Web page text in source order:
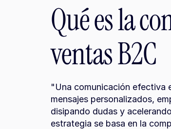
Qué es la
ventas B2C
"Una comunicación efectiva
mensajes personalizados,
disipando dudas y
estrategia se basa en la